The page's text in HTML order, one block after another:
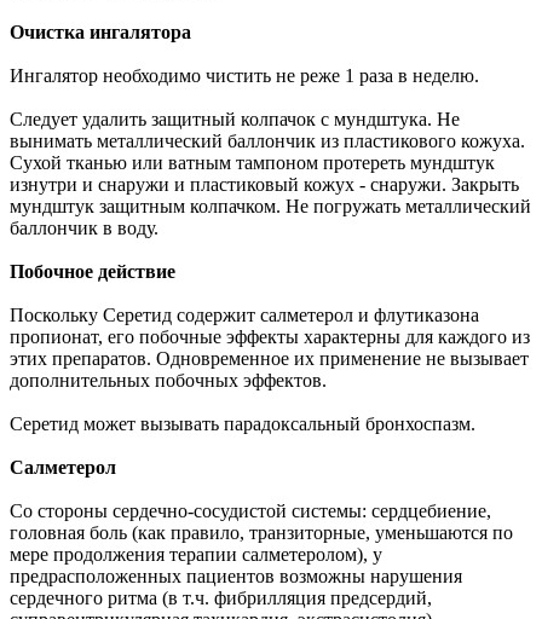
Очистка ингалятора
Ингалятор необходимо чистить не реже 1 раза в неделю.
Следует удалить защитный колпачок с мундштука. Не
вынимать металлический баллончик из пластикового кожуха.
Сухой тканью или ватным тампоном протереть мундштук
изнутри и снаружи и пластиковый кожух - снаружи. Закрыть
мундштук защитным колпачком. Не погружать металлический
баллончик в воду.
Побочное действие
Поскольку Серетид содержит салметерол и флутиказона
пропионат, его побочные эффекты характерны для каждого из
этих препаратов. Одновременное их применение не вызывает
дополнительных побочных эффектов.
Серетид может вызывать парадоксальный бронхоспазм.
Салметерол
Со стороны сердечно-сосудистой системы: сердцебиение,
головная боль (как правило, транзиторные, уменьшаются по
мере продолжения терапии салметеролом), у
предрасположенных пациентов возможны нарушения
сердечного ритма (в т.ч. фибрилляция предсердий,